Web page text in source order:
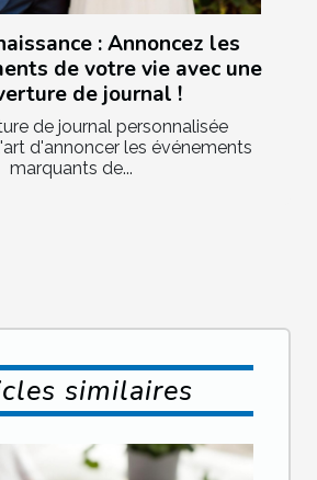
: Annoncez les
de votre vie avec une
de journal !
de journal personnalisée
d'annoncer les événements
marquants de...
similaires